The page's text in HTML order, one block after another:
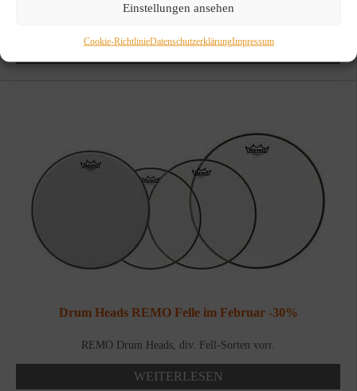
Einstellungen ansehen
Cookie-RichtlinieDatenschutzerklärungImpressum
WEITERLESEN
Drum Heads REMO Felle im Februar -30%
REMO Drum Heads, div. Fell-Sorten vorr.
WEITERLESEN